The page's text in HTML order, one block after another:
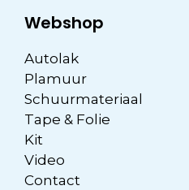
Webshop
Autolak
Plamuur
Schuurmateriaal
Tape & Folie
Kit
Video
Contact